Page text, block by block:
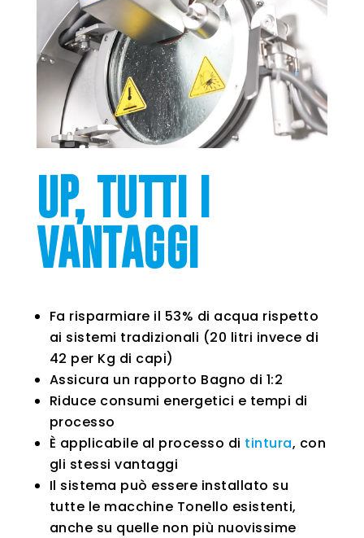
UP, TUTTI I
VANTAGGI
Fa risparmiare il 53% di acqua rispetto
ai sistemi tradizionali (20 litri invece di
42 per Kg di capi)
Assicura un rapporto Bagno di 1:2
Riduce consumi energetici e tempi di
processo
È applicabile al processo di tintura, con
gli stessi vantaggi
Il sistema può essere installato su
tutte le macchine Tonello esistenti,
anche su quelle non più nuovissime